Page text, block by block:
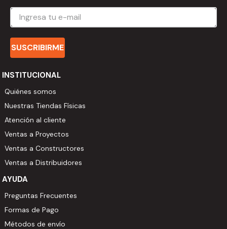
SUSCRIBIRME
INSTITUCIONAL
Quiénes somos
Nuestras Tiendas Físicas
Atención al cliente
Ventas a Proyectos
Ventas a Constructores
Ventas a Distribuidores
AYUDA
Preguntas Frecuentes
Formas de Pago
Métodos de envío